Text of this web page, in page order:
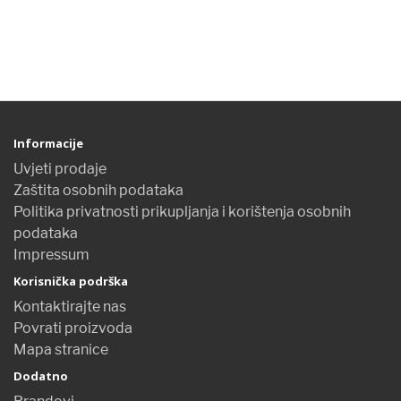
Informacije
Uvjeti prodaje
Zaštita osobnih podataka
Politika privatnosti prikupljanja i korištenja osobnih
podataka
Impressum
Korisnička podrška
Kontaktirajte nas
Povrati proizvoda
Mapa stranice
Dodatno